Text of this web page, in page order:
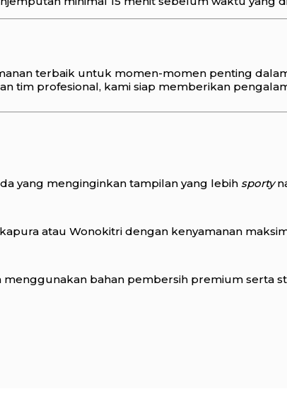
terbaik untuk momen-momen penting
tim profesional, kami siap memberikan
yang menginginkan tampilan yang lebih sporty
atau Wonokitri dengan kenyamanan
bahan pembersih premium serta